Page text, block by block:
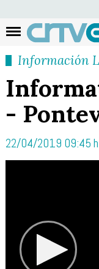
Información
-
22/04/2019 09:45 h